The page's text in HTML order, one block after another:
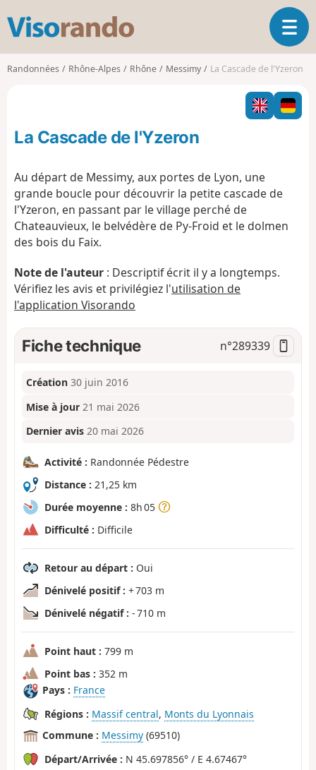
s
o
o
O
u
i
r
l
Randonnées Rhône-Alpes Rhône Messimy La Cascade de l'Yzeron
La Cascade de l'Yzeron
Au départ de Messimy, aux portes de Lyon, une
grande boucle pour découvrir la petite cascade de
l'Yzeron, en passant par le village perché de
Chateauvieux, le belvédère de Py-Froid et le dolmen
des bois du Faix.
Note de l'auteur : Descriptif écrit il y a longtemps.
Vérifiez les avis et privilégiez l'utilisation de
l'application Visorando
Fiche technique n°289339
Création 30 juin 2016
Mise à jour 21 mai 2026
Dernier avis 20 mai 2026
Activité : Randonnée Pédestre
Distance : 21,25 km
Durée moyenne : 8h 05
Difficulté : Difficile
Retour au départ : Oui
Dénivelé positif : + 703 m
Dénivelé négatif : - 710 m
Point haut : 799 m
Point bas : 352 m
Pays : France
Régions : Massif central, Monts du Lyonnais
Commune : Messimy (69510)
Départ/Arrivée : N 45.697856° / E 4.67467°